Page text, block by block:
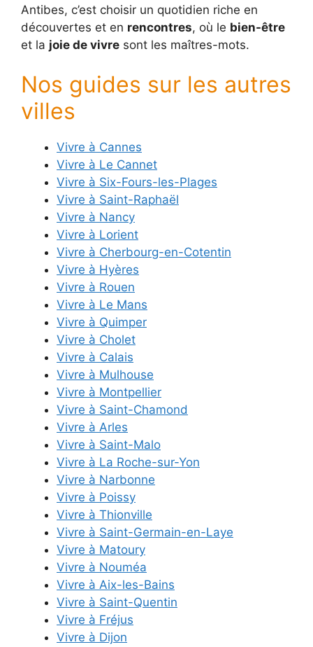
Antibes, c’est choisir un quotidien riche en
découvertes et en rencontres, où le bien-être
et la joie de vivre sont les maîtres-mots.
Nos guides sur les autres
villes
Vivre à Cannes
Vivre à Le Cannet
Vivre à Six-Fours-les-Plages
Vivre à Saint-Raphaël
Vivre à Nancy
Vivre à Lorient
Vivre à Cherbourg-en-Cotentin
Vivre à Hyères
Vivre à Rouen
Vivre à Le Mans
Vivre à Quimper
Vivre à Cholet
Vivre à Calais
Vivre à Mulhouse
Vivre à Montpellier
Vivre à Saint-Chamond
Vivre à Arles
Vivre à Saint-Malo
Vivre à La Roche-sur-Yon
Vivre à Narbonne
Vivre à Poissy
Vivre à Thionville
Vivre à Saint-Germain-en-Laye
Vivre à Matoury
Vivre à Nouméa
Vivre à Aix-les-Bains
Vivre à Saint-Quentin
Vivre à Fréjus
Vivre à Dijon